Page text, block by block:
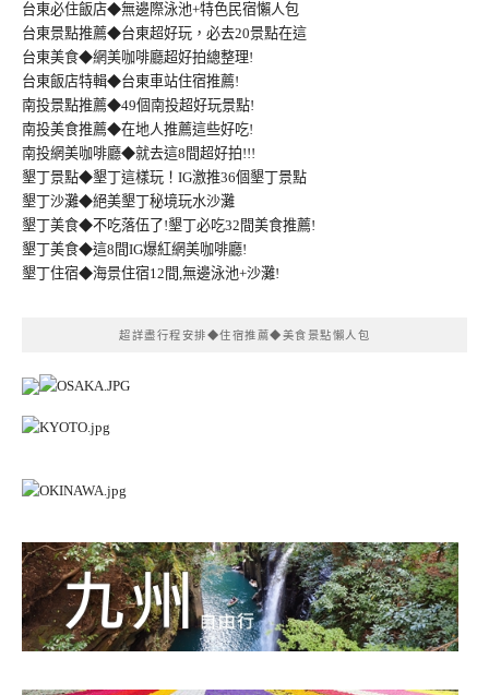
台東必住飯店◆無邊際泳池+特色民宿懶人包
台東景點推薦◆台東超好玩，必去20景點在這
台東美食◆網美咖啡廳超好拍總整理!
台東飯店特輯◆台東車站住宿推薦!
南投景點推薦◆49個南投超好玩景點!
南投美食推薦◆在地人推薦這些好吃!
南投網美咖啡廳◆就去這8間超好拍!!!
墾丁景點◆墾丁這樣玩！IG激推36個墾丁景點
墾丁沙灘◆絕美墾丁秘境玩水沙灘
墾丁美食◆不吃落伍了!墾丁必吃32間美食推薦!
墾丁美食◆這8間IG爆紅網美咖啡廳!
墾丁住宿◆海景住宿12間,無邊泳池+沙灘!
超詳盡行程安排◆住宿推薦◆美食景點懶人包